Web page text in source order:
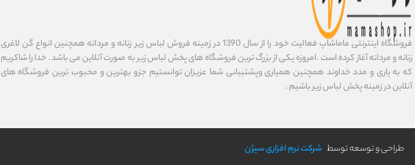
فروشگاه اینترنتی ماماشاپ فعالیت خود را از سال 1390 در زمینه فروش لباس زیر زنانه و مردانه همچنین انواع گن لاغری
زنانه و مردانه آغاز کرده است .امروزه یکی از بزرگ ترین فروشگاه های پخش لباس زیر به صورت آنلاین می باشد . خدا را شاکریم
که به یاری و مدد خداوند همچنین همیاری وپشتیبانی شما عزیزان توانستیم جزو بهترین و محبوب ترین فروشگاه های
آنلاین در زمینه پخش لباس زیر باشیم .
طراحی و توسعه توسط شرکت نرم افزاری سیژن